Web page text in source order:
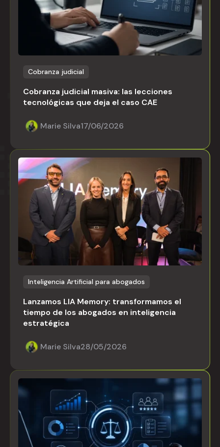
Cobranza judicial
Cobranza judicial masiva: las lecciones
tecnológicas que deja el caso CAE
Marie Silva17/06/2026
Inteligencia Artificial para abogados
Lanzamos LIA Memory: transformamos el
tiempo de los abogados en inteligencia
estratégica
Marie Silva28/05/2026